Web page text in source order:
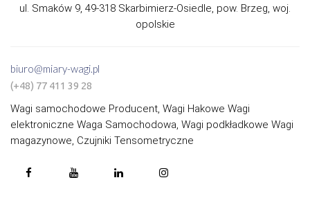
ul. Smaków 9, 49-318 Skarbimierz-Osiedle, pow. Brzeg, woj.
opolskie
biuro@miary-wagi.pl
(+48) 77 411 39 28
Wagi samochodowe Producent, Wagi Hakowe Wagi
elektroniczne Waga Samochodowa, Wagi podkładkowe Wagi
magazynowe, Czujniki Tensometryczne